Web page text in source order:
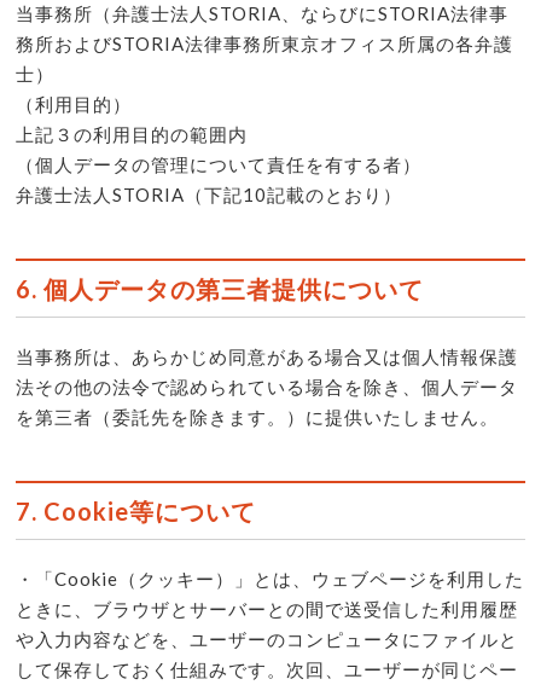
当事務所（弁護士法人STORIA、ならびにSTORIA法律事
務所およびSTORIA法律事務所東京オフィス所属の各弁護
士）
（利用目的）
上記３の利用目的の範囲内
（個人データの管理について責任を有する者）
弁護士法人STORIA（下記10記載のとおり）
6. 個人データの第三者提供について
当事務所は、あらかじめ同意がある場合又は個人情報保護
法その他の法令で認められている場合を除き、個人データ
を第三者（委託先を除きます。）に提供いたしません。
7. Cookie等について
・「Cookie（クッキー）」とは、ウェブページを利用した
ときに、ブラウザとサーバーとの間で送受信した利用履歴
や入力内容などを、ユーザーのコンピュータにファイルと
して保存しておく仕組みです。次回、ユーザーが同じペー